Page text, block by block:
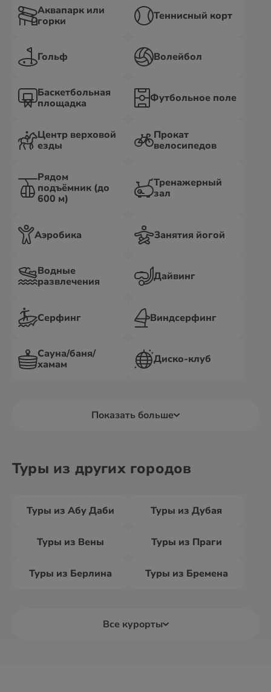
Аквапарк или
горки
Теннисный корт
Гольф Волейбол
Баскетбольная
площадка
Футбольное поле
Центр верховой
езды
Прокат
велосипедов
Рядом
подъёмник (до
600 м)
Тренажерный
зал
Аэробика Занятия йогой
Водные
развлечения
Дайвинг
Серфинг Виндсерфинг
Сауна/баня/
хамам
Диско-клуб
Показать больше
Туры из других городов
Туры из Абу Даби Туры из Дубая
Туры из Вены Туры из Праги
Туры из Берлина Туры из Бремена
Все курорты